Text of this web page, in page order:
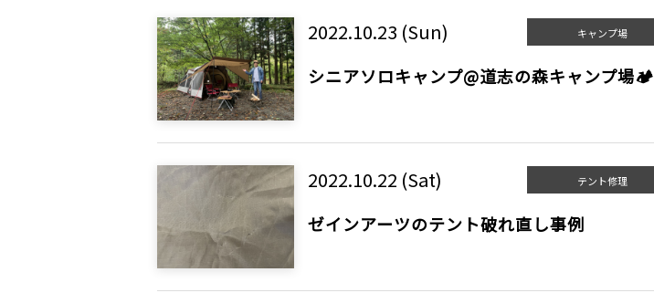
2022.10.23 (Sun) キャンプ場
シニアソロキャンプ@道志の森キャンプ場🏕
2022.10.22 (Sat) テント修理
ゼインアーツのテント破れ直し事例